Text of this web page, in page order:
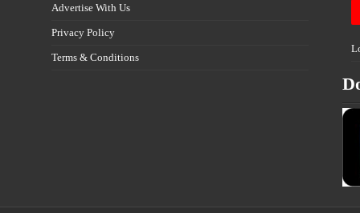
Advertise With Us
Privacy Policy
Terms & Conditions